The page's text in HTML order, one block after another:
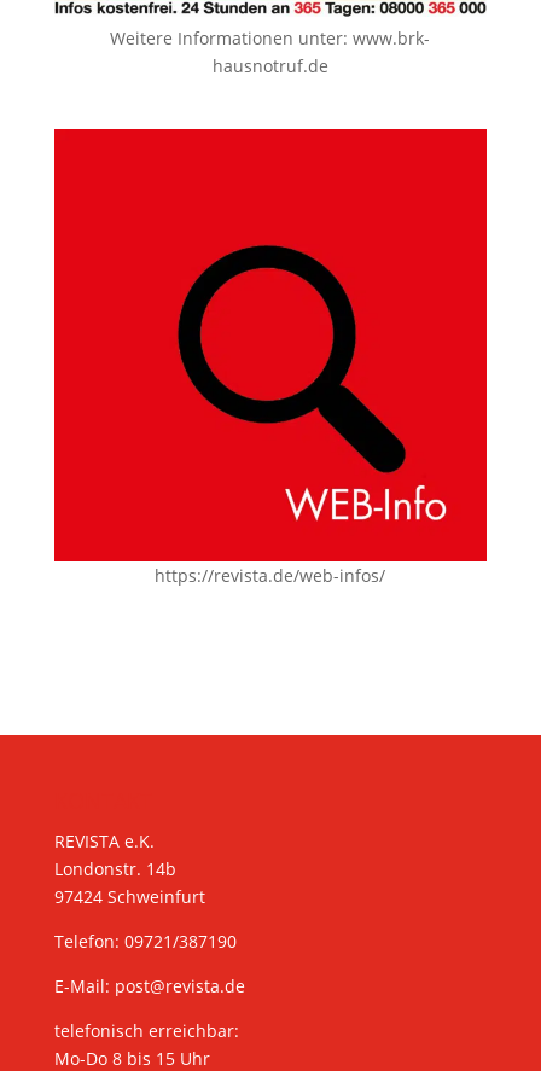
Weitere Informationen unter:www.brk-
hausnotruf.de
https://revista.de/web-infos/
REVISTA e.K.
Londonstr. 14b
97424 Schweinfurt
Telefon: 09721/387190
E-Mail: post@revista.de
telefonisch erreichbar:
Mo-Do 8 bis 15 Uhr